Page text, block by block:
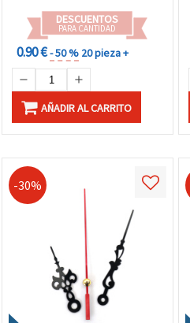
DESCUENTOS
PARA CANTIDAD
0.90 €- 50 % 20 pieza +
AÑADIR AL CARRITO
-30%